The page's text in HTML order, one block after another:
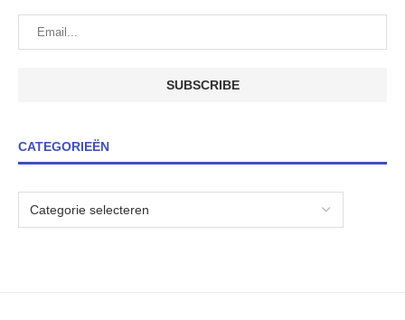
CATEGORIEËN